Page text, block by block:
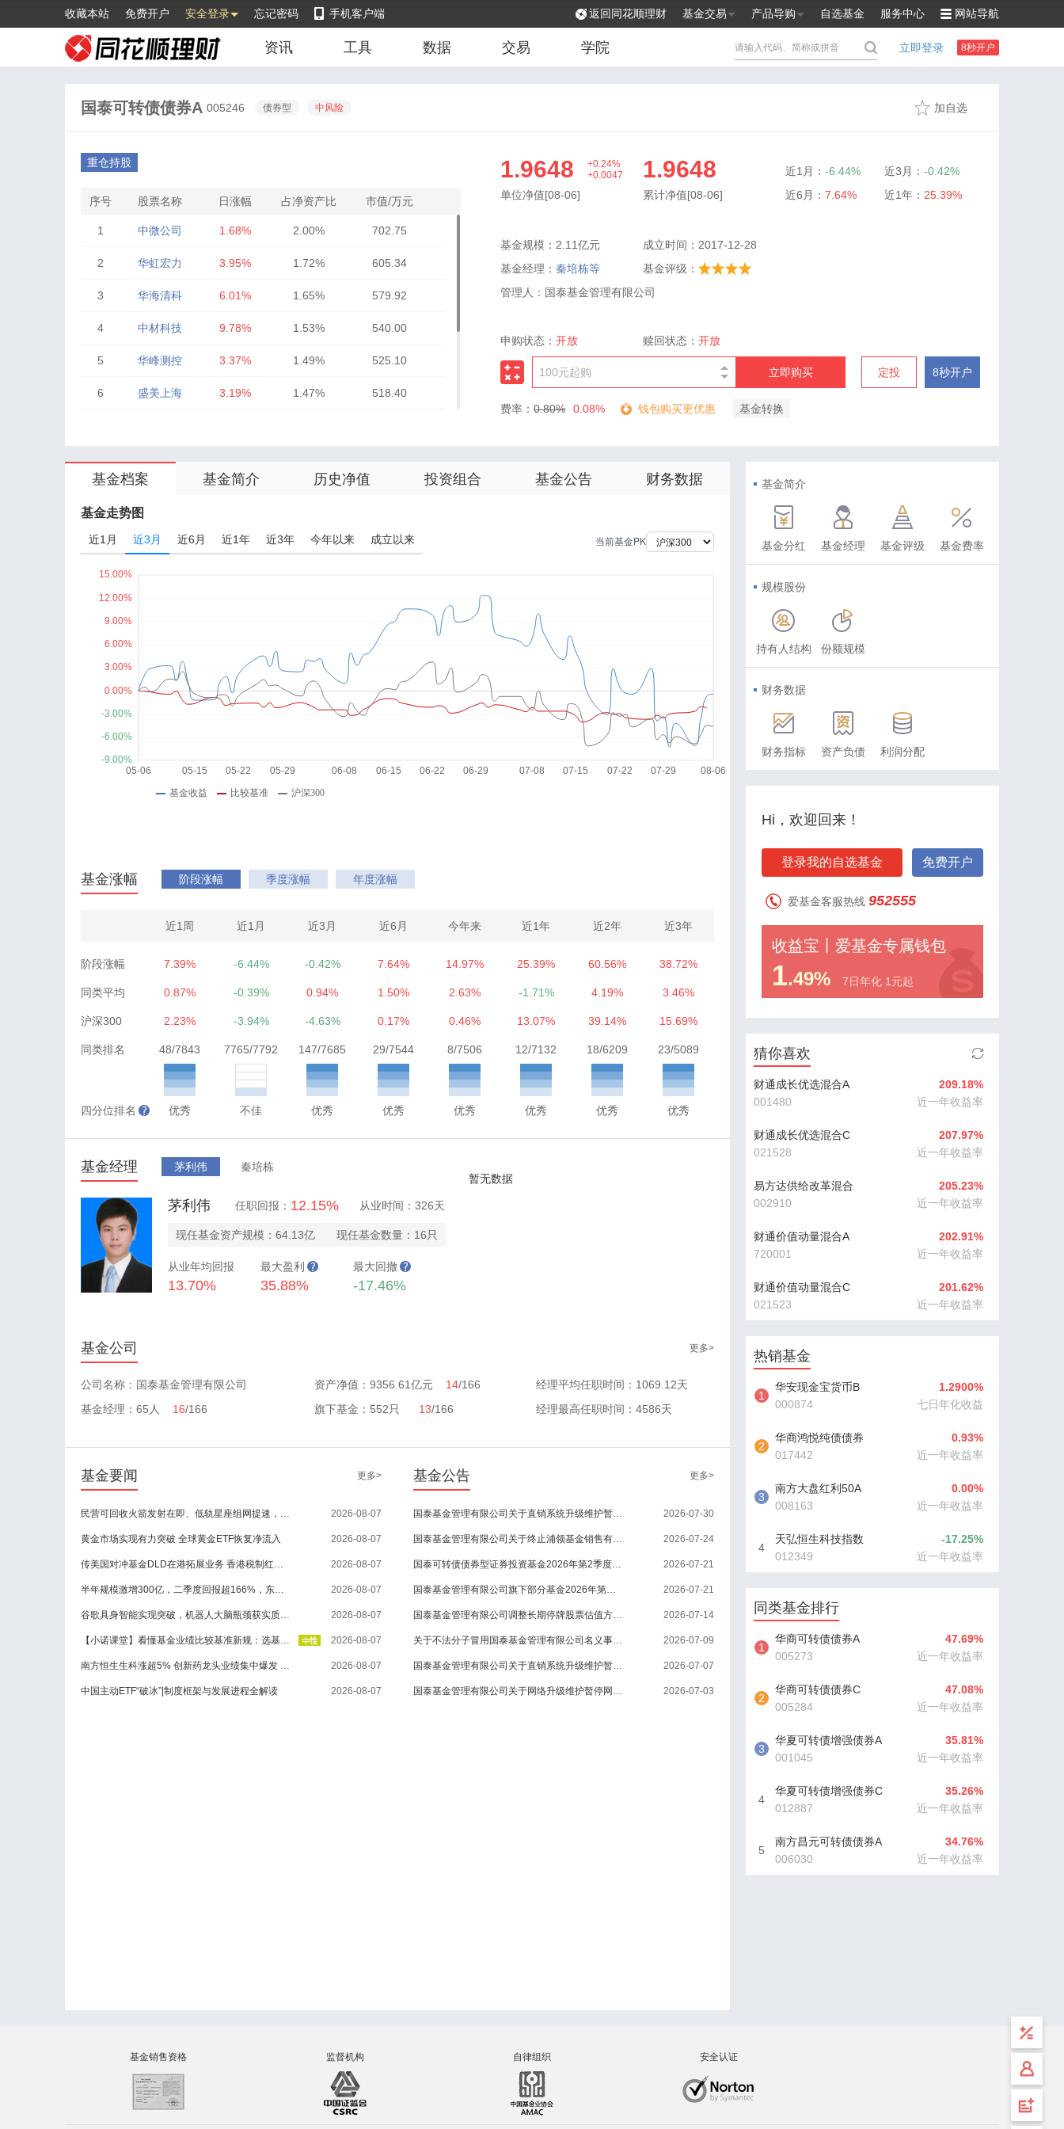
收藏本站 免费开户 安全登录 忘记密码 手机客户端 返回同花顺理财 基金交易 产品导购 自选基金 服务中心 网站导航
资讯 工具 数据 交易 学院 立即登录 8秒开户
国泰可转债债券A 005246 债券型 中风险 加自选
重仓持股
序号 股票名称 日涨幅 占净资产比 市值/万元
1 中微公司 1.68% 2.00% 702.75
2 华虹宏力 3.95% 1.72% 605.34
3 华海清科 6.01% 1.65% 579.92
4 中材科技 9.78% 1.53% 540.00
5 华峰测控 3.37% 1.49% 525.10
6 盛美上海 3.19% 1.47% 518.40
广联航空 3.64%
10 炬光科技
1.9648
+0.24%
+0.0047
单位净值[08-06]
1.9648
累计净值[08-06]
近1月： -6.44% 近3月： -0.42%
近6月： 7.64% 近1年： 25.39%
基金规模：2.11亿元
成立时间：2017-12-28
基金经理： 秦培栋等
基金评级：
管理人：国泰基金管理有限公司
申购状态： 开放 赎回状态： 开放
立即购买 定投 8秒开户
费率： 0.80% 0.08% 钱包购买更优惠 基金转换
基金档案 基金简介 历史净值 投资组合 基金公告 财务数据
基金涨幅 阶段涨幅 季度涨幅 年度涨幅
近1周 近1月 近3月 近6月 今年来 近1年 近2年 近3年
阶段涨幅 7.39% -6.44% -0.42% 7.64% 14.97% 25.39% 60.56% 38.72%
同类平均 0.87% -0.39% 0.94% 1.50% 2.63% -1.71% 4.19% 3.46%
沪深300 2.23% -3.94% -4.63% 0.17% 0.46% 13.07% 39.14% 15.69%
同类排名 48/7843 7765/7792 147/7685 29/7544 8/7506 12/7132 18/6209 23/5089
四分位排名 优秀 不佳 优秀 优秀 优秀 优秀 优秀 优秀
基金经理 茅利伟 秦培栋
茅利伟 任职回报： 12.15% 从业时间：326天
现任基金资产规模：64.13亿 现任基金数量：16只
从业年均回报
13.70%
最大盈利
35.88%
最大回撤
-17.46%
暂无数据
基金公司 更多>
公司名称：国泰基金管理有限公司 资产净值：9356.61亿元 14/166
经理平均任职时间：1069.12天
基金经理：65人 16/166 旗下基金：552只 13/166 经理最高任职时间：4586天
基金要闻 更多>
民营可回收火箭发射在即、低轨星座组网提速，卫星ETF永赢交投活跃 2026-08-07
黄金市场实现有力突破 全球黄金ETF恢复净流入 2026-08-07
传美国对冲基金DLD在港拓展业务 香港税制红利吸引全球资本 2026-08-07
半年规模激增300亿，二季度回报超166%，东方人工智能主题7月骤跌27%，追涨者至今或亏逾20% 2026-08-07
谷歌具身智能实现突破，机器人大脑瓶颈获实质突破 2026-08-07
【小诺课堂】看懂基金业绩比较基准新规：选基不再雾里看花 2026-08-07
南方恒生生科涨超5% 创新药龙头业绩集中爆发 全球产业链景气度维持高位 2026-08-07
中国主动ETF“破冰”|制度框架与发展进程全解读 2026-08-07
基金公告 更多>
国泰基金管理有限公司关于直销系统升级维护暂停网上交易系统服务的通知 2026-07-30
国泰基金管理有限公司关于终止浦领基金销售有限公司办理本公司旗下基金销售业务的公告 2026-07-24
国泰可转债债券型证券投资基金2026年第2季度报告 2026-07-21
国泰基金管理有限公司旗下部分基金2026年第二季度报告提示性公告 2026-07-21
国泰基金管理有限公司调整长期停牌股票估值方法的公告 2026-07-14
关于不法分子冒用国泰基金管理有限公司名义事宜的严正声明 2026-07-09
国泰基金管理有限公司关于直销系统升级维护暂停网上交易系统服务的通知 2026-07-07
国泰基金管理有限公司关于网络升级维护暂停网上交易系统服务的通知 2026-07-03
基金简介
基金分红 基金经理 基金评级 基金费率
规模股份
持有人结构 份额规模
财务数据
财务指标 资产负债 利润分配
Hi，欢迎回来！
登录我的自选基金 免费开户
爱基金客服热线 952555
收益宝丨爱基金专属钱包
1.49% 7日年化 1元起
猜你喜欢
财通成长优选混合A
001480
209.18%
近一年收益率
财通成长优选混合C
021528
207.97%
近一年收益率
易方达供给改革混合
002910
205.23%
近一年收益率
财通价值动量混合A
720001
202.91%
近一年收益率
财通价值动量混合C
021523
201.62%
近一年收益率
热销基金
华安现金宝货币B
000874
1.2900%
七日年化收益
1
华商鸿悦纯债债券
017442
0.93%
近一年收益率
2
南方大盘红利50A
008163
0.00%
近一年收益率
3
天弘恒生科技指数
（QDII）C
012349
-17.25%
近一年收益率
4
同类基金排行
华商可转债债券A
005273
47.69%
近一年收益率
1
华商可转债债券C
005284
47.08%
近一年收益率
2
华夏可转债增强债券A
001045
35.81%
近一年收益率
3
华夏可转债增强债券C
012887
35.26%
近一年收益率
4
南方昌元可转债债券A
006030
34.76%
近一年收益率
5
工具
登录
基金销售资格 监督机构 自律组织 安全认证